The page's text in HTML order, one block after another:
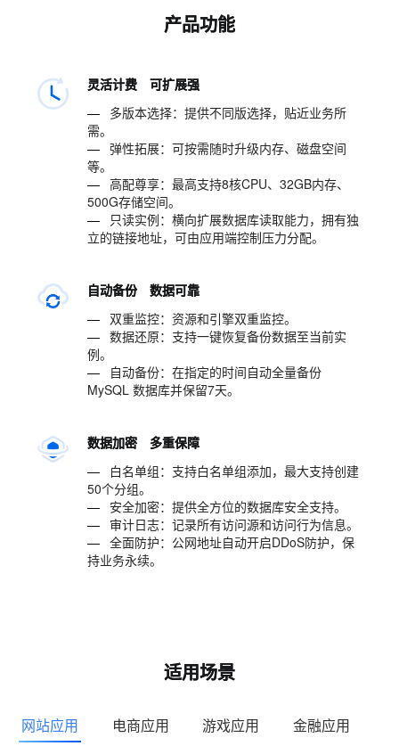
产品功能
灵活计费 可扩展强
— 多版本选择：提供不同版选择，贴近业务所
需。
— 弹性拓展：可按需随时升级内存、磁盘空间
等。
— 高配尊享：最高支持8核CPU、32GB内存、
500G存储空间。
—
只读实例：横向扩展数据库读取能力，拥有独
立的链接地址，可由应用端控制压力分配。
自动备份 数据可靠
— 双重监控：资源和引擎双重监控。
— 数据还原：支持一键恢复备份数据至当前实
例。
—
自动备份：在指定的时间自动全量备份
MySQL 数据库并保留7天。
数据加密 多重保障
—
白名单组：支持白名单组添加，最大支持创建
50个分组。
— 安全加密：提供全方位的数据库安全支持。
— 审计日志：记录所有访问源和访问行为信息。
— 全面防护：公网地址自动开启DDoS防护，保
持业务永续。
适用场景
网站应用 电商应用 游戏应用 金融应用